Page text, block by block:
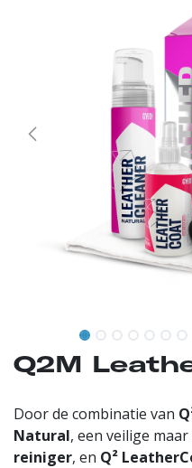
Q2M
Door de combinatie van
Natural, een veilige
reiniger, en Q²